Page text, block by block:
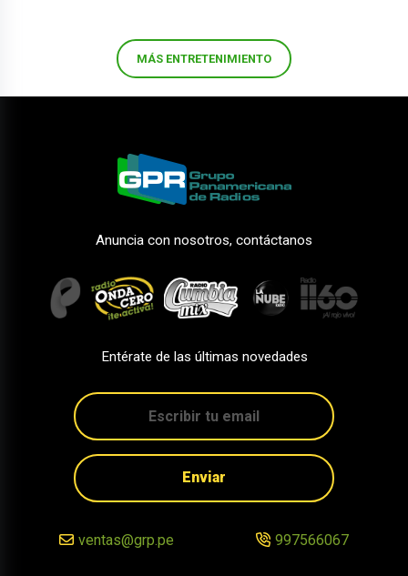
MÁS ENTRETENIMIENTO
Anuncia con nosotros, contáctanos
Entérate de las últimas novedades
Enviar
ventas@grp.pe 997566067